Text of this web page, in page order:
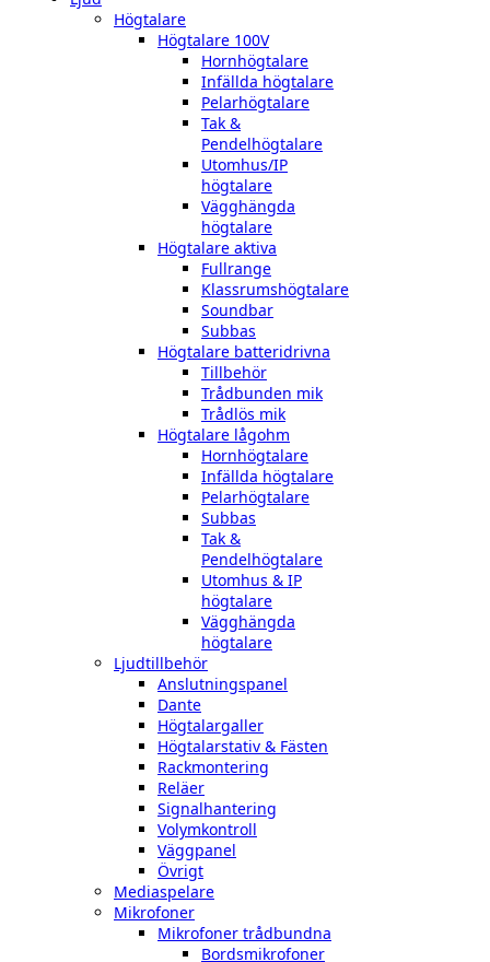
Högtalare
Högtalare 100V
Hornhögtalare
Infällda högtalare
Pelarhögtalare
Tak &
Pendelhögtalare
Utomhus/IP
högtalare
Vägghängda
högtalare
Högtalare aktiva
Fullrange
Klassrumshögtalare
Soundbar
Subbas
Högtalare batteridrivna
Tillbehör
Trådbunden mik
Trådlös mik
Högtalare lågohm
Hornhögtalare
Infällda högtalare
Pelarhögtalare
Subbas
Tak &
Pendelhögtalare
Utomhus & IP
högtalare
Vägghängda
högtalare
Ljudtillbehör
Anslutningspanel
Dante
Högtalargaller
Högtalarstativ & Fästen
Rackmontering
Reläer
Signalhantering
Volymkontroll
Väggpanel
Övrigt
Mediaspelare
Mikrofoner
Mikrofoner trådbundna
Bordsmikrofoner